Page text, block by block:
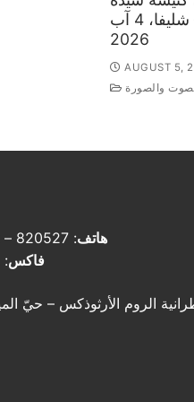
البشارة – شليفا، 4 آب
2026
AUGUST 5,
والصورة
هاتف: 820527 – 806882 8 00961
فاكس: 806882 8 00961
الروم الأرثوذكس – حيّ